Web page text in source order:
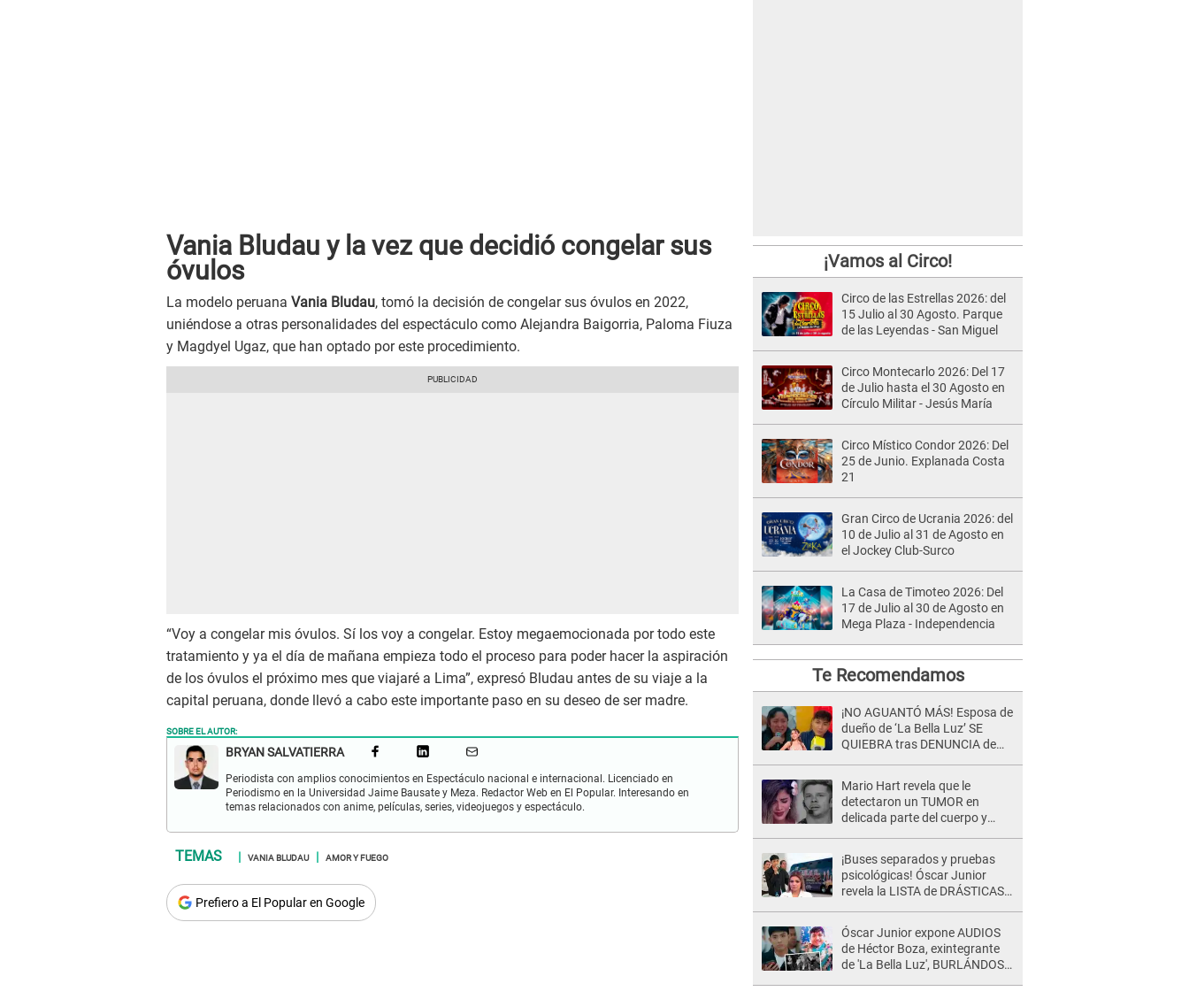
Vania Bludau y la vez que decidió congelar sus
óvulos
La modelo peruana Vania Bludau, tomó la decisión de congelar sus óvulos en 2022,
uniéndose a otras personalidades del espectáculo como Alejandra Baigorria, Paloma Fiuza
y Magdyel Ugaz, que han optado por este procedimiento.
“Voy a congelar mis óvulos. Sí los voy a congelar. Estoy megaemocionada por todo este
tratamiento y ya el día de mañana empieza todo el proceso para poder hacer la aspiración
de los óvulos el próximo mes que viajaré a Lima”, expresó Bludau antes de su viaje a la
capital peruana, donde llevó a cabo este importante paso en su deseo de ser madre.
SOBRE EL AUTOR:
BRYAN SALVATIERRA
Periodista con amplios conocimientos en Espectáculo nacional e internacional. Licenciado en
Periodismo en la Universidad Jaime Bausate y Meza. Redactor Web en El Popular. Interesando en
temas relacionados con anime, películas, series, videojuegos y espectáculo.
VANIA BLUDAU AMOR Y FUEGO
Prefiero a El Popular en Google
¡Vamos al Circo!
Circo de las Estrellas 2026: del
15 Julio al 30 Agosto. Parque
de las Leyendas - San Miguel
Circo Montecarlo 2026: Del 17
de Julio hasta el 30 Agosto en
Círculo Militar - Jesús María
Circo Místico Condor 2026: Del
25 de Junio. Explanada Costa
21
Gran Circo de Ucrania 2026: del
10 de Julio al 31 de Agosto en
el Jockey Club-Surco
La Casa de Timoteo 2026: Del
17 de Julio al 30 de Agosto en
Mega Plaza - Independencia
Te Recomendamos
¡NO AGUANTÓ MÁS! Esposa de
dueño de ‘La Bella Luz’ SE
QUIEBRA tras DENUNCIA de
Mario Hart revela que le
detectaron un TUMOR en
delicada parte del cuerpo y
¡Buses separados y pruebas
psicológicas! Óscar Junior
revela la LISTA de DRÁSTICAS
en 'La Bella Luz' tras caso
Naldy Saldaña
Óscar Junior expone AUDIOS
de Héctor Boza, exintegrante
de 'La Bella Luz', BURLÁNDOSE